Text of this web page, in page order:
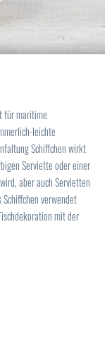
für maritime
leichte
Schiffchen wirkt
Serviette oder einer
aber auch Servietten
verwendet
mit der